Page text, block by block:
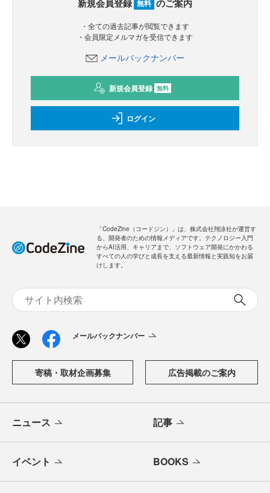
新規会員登録 無料 のご案内
・全ての過去記事が閲覧できます
・会員限定メルマガを受信できます
メールバックナンバー
新規会員登録 無料
ログイン
「CodeZine（コードジン）」は、株式会社翔泳社が運営す
る、開発者のための情報メディアです。テクノロジー入門
からAI活用、キャリアまで、ソフトウェア開発にかかわる
すべての人の学びと成長を支える最新情報と実践知をお届
けします。
メールバックナンバー
寄稿・取材企画募集 広告掲載のご案内
ニュース 記事
イベント BOOKS